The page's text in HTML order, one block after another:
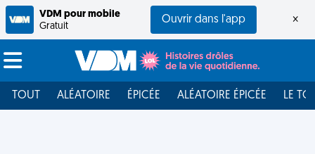
VDM pour mobile
Gratuit
Ouvrir dans l'app ×
TOUT ALÉATOIRE ÉPICÉE ALÉATOIRE ÉPICÉE LE